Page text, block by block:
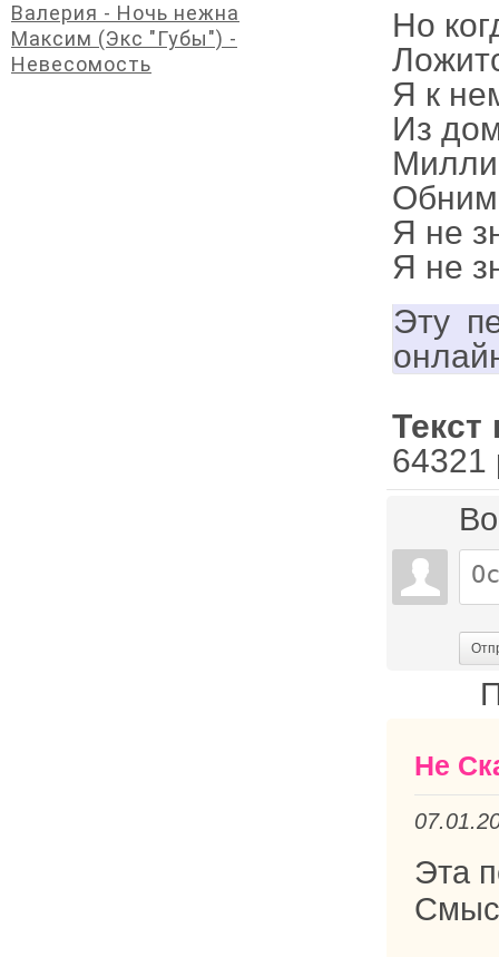
Но
Я к
Из
Я не
Я не
Эту
64321
Не
Эта
Валерия - Ночь нежна
Максим (Экс "Губы") -
Невесомость